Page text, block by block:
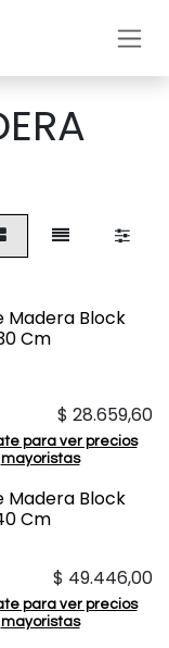
Madera Block
Cm
$ 28.659,60
para ver precios
mayoristas
Madera Block
Cm
$ 49.446,00
para ver precios
mayoristas